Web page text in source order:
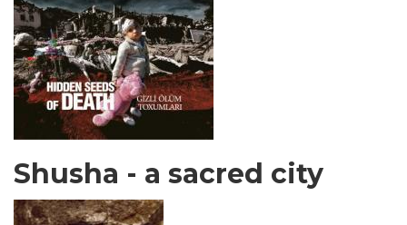
Shusha - a sacred city